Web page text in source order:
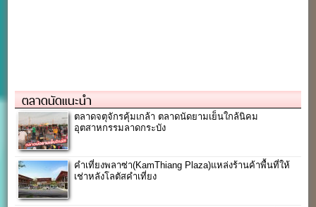
ตลาดนัดแนะนำ
ตลาดจตุจักรคุ้มเกล้า ตลาดนัดยามเย็นใกล้นิคม
อุตสาหกรรมลาดกระบัง
คำเที่ยงพลาซ่า(KamThiang Plaza)แหล่งร้านค้าพื้นที่ให้
เช่าหลังโลตัสคำเที่ยง